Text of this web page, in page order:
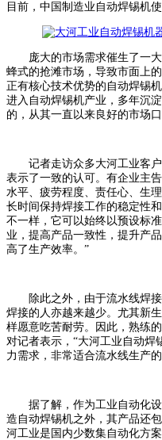
目前，中国制造业自动焊锡机
庞大的市场需求催生了一大
蜂式的抢滩市场，导致市面上
正有核心技术优势的自动焊锡
进入自动焊锡机产业，多年沉
的，从其一直以来良好的市场口
记者走访众多大河工业客户
表示了一致的认可。有企业主
水平、疲劳程度、责任心、生
长时间保持焊接工作的稳定性
不一样，它可以始终以预设标
业，提高产品一致性，提升产
高了生产效率。”
除此之外，由于流水线焊接
焊接的人亦越来越少。尤其新
样愿意吃苦耐劳。因此，熟练
对记者表示，“大河工业自动焊
力需求，非常适合流水线生产
据了解，作为工业自动化设
造自动焊锡机之外，其产品还
河工业是国内少数集自动化方